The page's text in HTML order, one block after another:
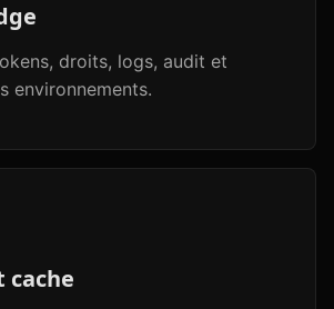
droits, logs, audit et
environnements.
cache